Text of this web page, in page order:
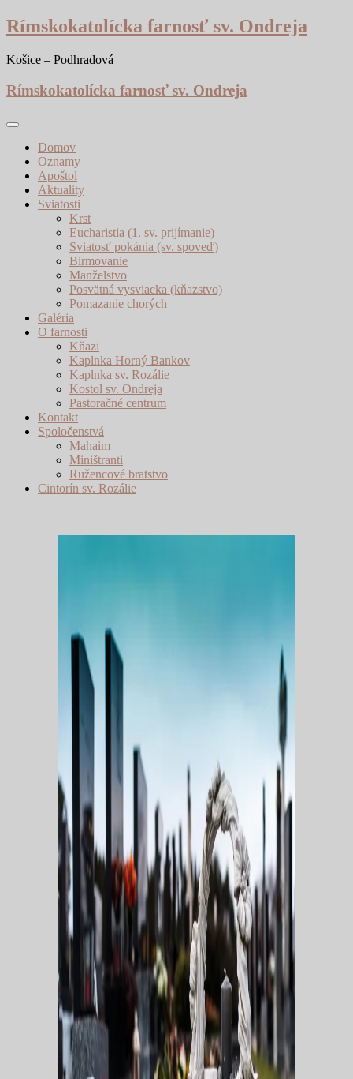
Skip
to
Rímskokatolícka farnosť sv. Ondreja
Košice – Podhradová
Rímskokatolícka farnosť sv. Ondreja
Domov
Oznamy
Apoštol
Aktuality
Sviatosti
Krst
Eucharistia (1. sv. prijímanie)
Sviatosť pokánia (sv. spoveď)
Birmovanie
Manželstvo
Posvätná vysviacka (kňazstvo)
Pomazanie chorých
Galéria
O farnosti
Kňazi
Kaplnka Horný Bankov
Kaplnka sv. Rozálie
Kostol sv. Ondreja
Pastoračné centrum
Kontakt
Spoločenstvá
Mahaim
Miništranti
Ružencové bratstvo
Cintorín sv. Rozálie